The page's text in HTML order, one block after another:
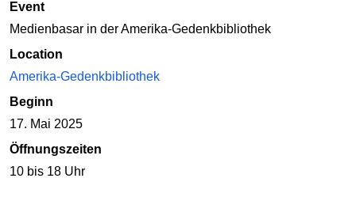
Event
Medienbasar in der Amerika-Gedenkbibliothek
Location
Amerika-Gedenkbibliothek
Beginn
17. Mai 2025
Öffnungszeiten
10 bis 18 Uhr